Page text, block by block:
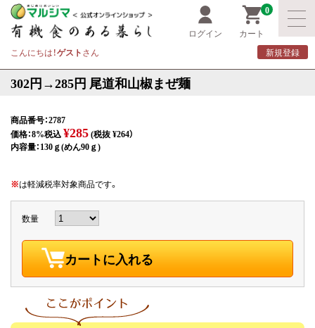
ログイン
0
カート
こんにちは！ゲストさん 新規登録
302円→285円 尾道和山椒まぜ麺
商品番号：2787
価格：8%税込¥285(税抜 ¥264）
内容量：130ｇ(めん90ｇ)
※は軽減税率対象商品です。
数量
カートに入れる